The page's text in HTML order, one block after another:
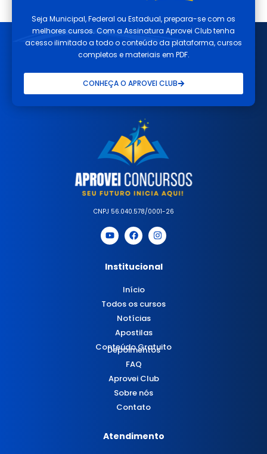
Seja Municipal, Federal ou Estadual, prepara-se com os
melhores cursos. Com a Assinatura Aprovei Club tenha
acesso ilimitado a todo o conteúdo da plataforma, cursos
completos e materiais em PDF.
CONHEÇA O APROVEI CLUB
CNPJ 56.040.578/0001-26
Institucional
Início
Todos os cursos
Notícias
Apostilas
Conteúdo Gratuito
Depoimentos
FAQ
Aprovei Club
Sobre nós
Contato
Atendimento